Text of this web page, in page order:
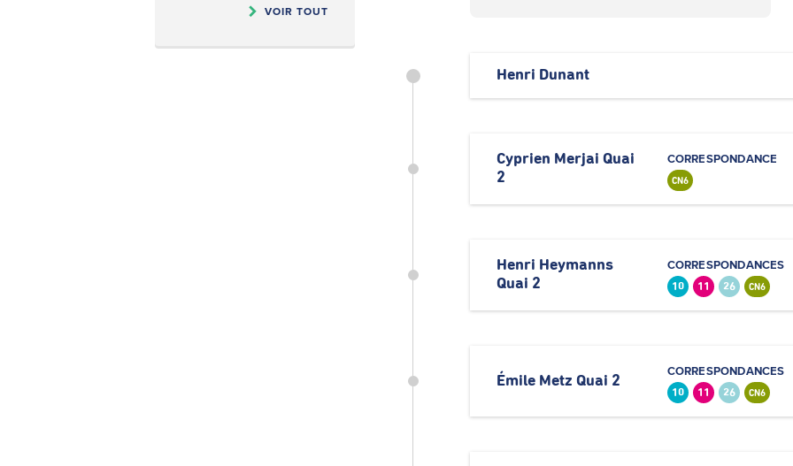
VOIR TOUT
Henri Dunant
Cyprien Merjai Quai
2
CORRESPONDANCE
CN6
Henri Heymanns
Quai 2
CORRESPONDANCES
10 11 26 CN6
Émile Metz Quai 2
CORRESPONDANCES
10 11 26 CN6